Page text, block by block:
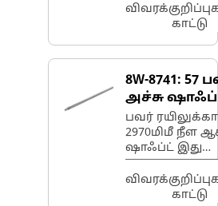
எஃகு ஷாஃப்ட்
பல் கொண்ட
காட்டு
8W-8741: 57
அச்சு
பவர்
2970மிமீ நீள
ஷாஃப்ட் இது
விசையைகாட்டு